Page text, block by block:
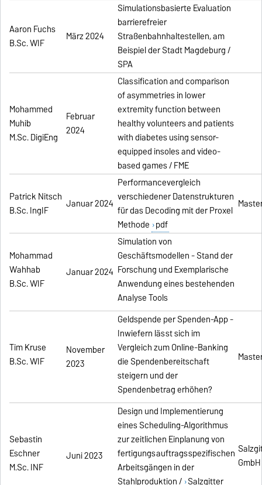
Aaron Fuchs
B.Sc. WIF
März 2024
Simulationsbasierte Evaluation
barrierefreier
Straßenbahnhaltestellen, am
Beispiel der Stadt Magdeburg /
SPA
Mohammed
Muhib
M.Sc. DigiEng
Februar
2024
Classification and comparison
of asymmetries in lower
extremity function between
healthy volunteers and patients
with diabetes using sensor-
equipped insoles and video-
based games / FME
Patrick Nitsch
B.Sc. IngIF
Januar 2024
Performancevergleich
verschiedener Datenstrukturen
für das Decoding mit der Proxel
Methode pdf
Mohammad
Wahhab
B.Sc. WIF
Januar 2024
Simulation von
Geschäftsmodellen - Stand der
Forschung und Exemplarische
Anwendung eines bestehenden
Analyse Tools
Tim Kruse
B.Sc. WIF
November
2023
Geldspende per Spenden-App -
Inwiefern lässt sich im
Vergleich zum Online-Banking
die Spendenbereitschaft
steigern und der
Spendenbetrag erhöhen?
Sebastin
Eschner
M.Sc. INF
Juni 2023
Design und Implementierung
eines Scheduling-Algorithmus
zur zeitlichen Einplanung von
fertigungsauftragsspezifischen
Arbeitsgängen in der
Stahlproduktion / Salzgitter
GmbH